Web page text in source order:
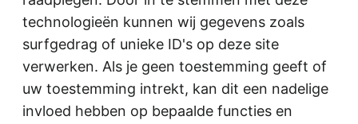
technologieën kunnen wij gegevens zoals
surfgedrag of unieke ID's op deze site
verwerken. Als je geen toestemming geeft of
uw toestemming intrekt, kan dit een nadelige
invloed hebben op bepaalde functies en